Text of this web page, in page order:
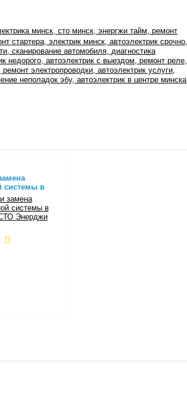
минск, сто минск, энергжи тайм, ремонт
стартера, электрик минск, автоэлектрик срочно,
сканирование автомобиля, диагностика
недорого, автоэлектрик с выездом, ремонт реле,
электропроводки, автоэлектрик услуги,
неполадок эбу, автоэлектрик в центре минска,
системы в
Энерджи